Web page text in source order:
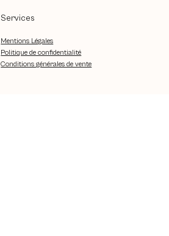
Services
Mentions Légales
Politique de confidentialité
Conditions générales de vente